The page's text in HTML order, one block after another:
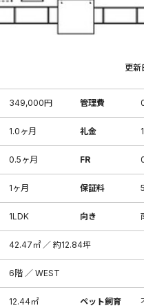
更新
349,000円 管理費
1.0ヶ月 礼金
0.5ヶ月 FR
1ヶ月 保証料
1LDK 向き
42.47㎡ ／ 約12.84坪
6階 ／ WEST
12.44㎡ ペット飼育